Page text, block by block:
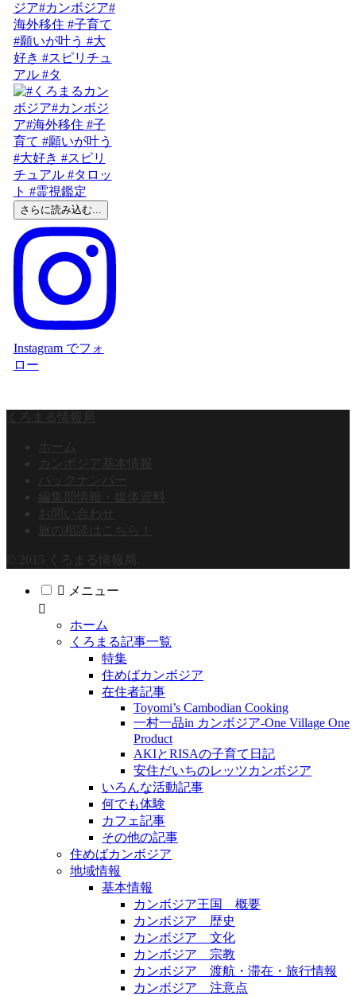
ジア#カンボジア#
海外移住 #子育て
#願いが叶う #大
好き #スピリチュ
アル #タ
さらに読み込む...
Instagram でフォ
ロー
くろまる情報局
ホーム
カンボジア基本情報
バックナンバー
編集部情報・媒体資料
お問い合わせ
旅の相談はこちら！
© 2015 くろまる情報局.
メニュー
ホーム
くろまる記事一覧
特集
住めばカンボジア
在住者記事
Toyomi’s Cambodian Cooking
一村一品in カンボジア-One Village One
Product
AKIとRISAの子育て日記
安住だいちのレッツカンボジア
いろんな活動記事
何でも体験
カフェ記事
その他の記事
住めばカンボジア
地域情報
基本情報
カンボジア王国 概要
カンボジア 歴史
カンボジア 文化
カンボジア 宗教
カンボジア 渡航・滞在・旅行情報
カンボジア 注意点